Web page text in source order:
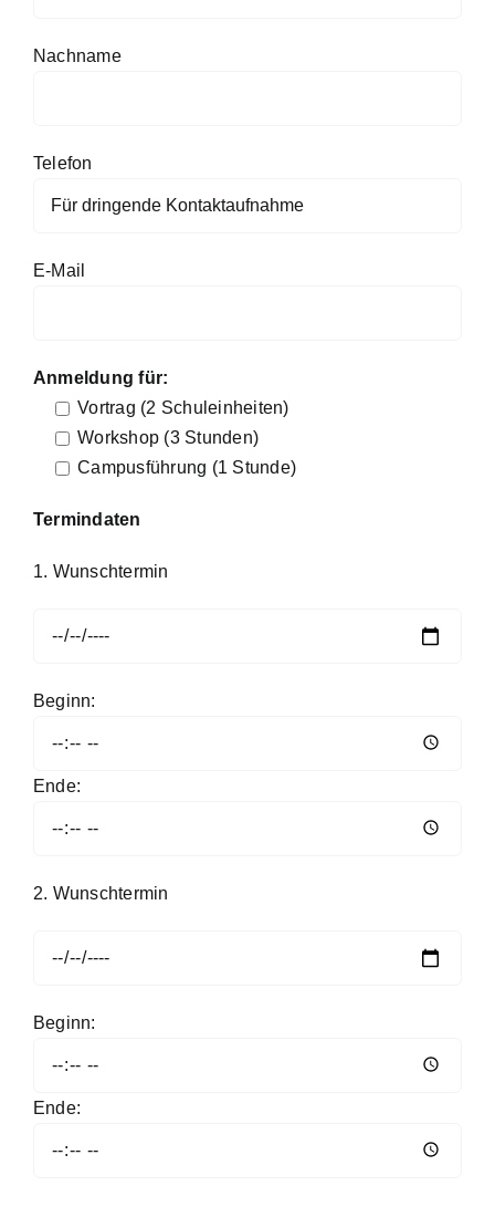
Nachname
Telefon
E-Mail
Anmeldung für:
Vortrag (2 Schuleinheiten)
Workshop (3 Stunden)
Campusführung (1 Stunde)
Termindaten
1. Wunschtermin
Beginn:
Ende:
2. Wunschtermin
Beginn:
Ende: